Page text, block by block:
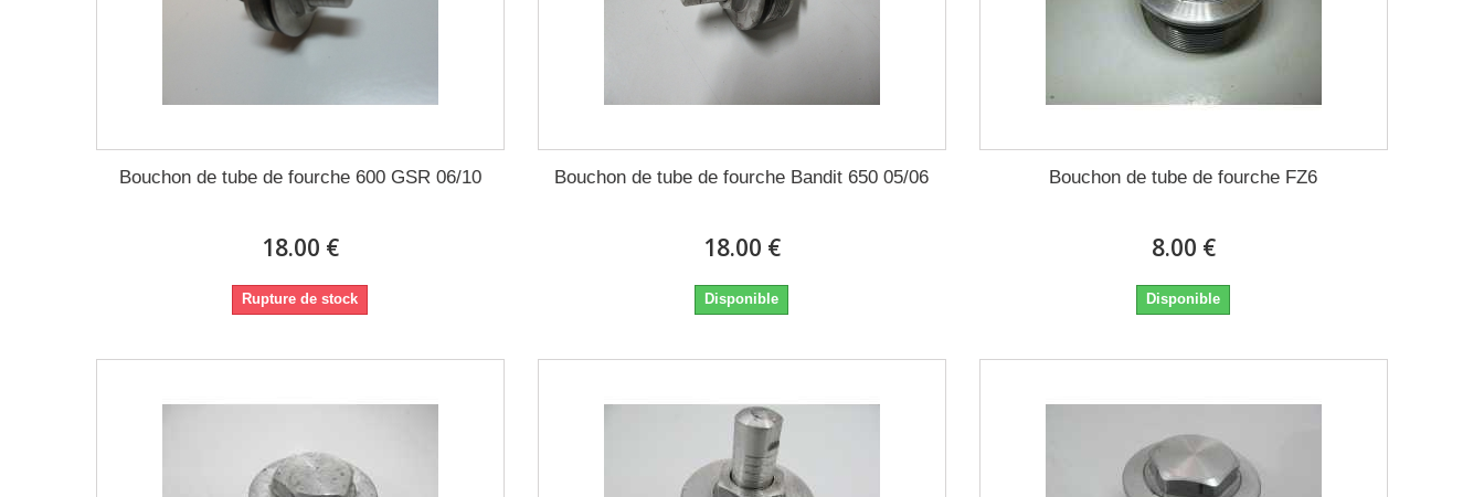
Bouchon de tube de fourche 600 GSR 06/10
18.00 €
Rupture de stock
Bouchon de tube de fourche Bandit 650 05/06
18.00 €
Disponible
Bouchon de tube de fourche FZ6
8.00 €
Disponible